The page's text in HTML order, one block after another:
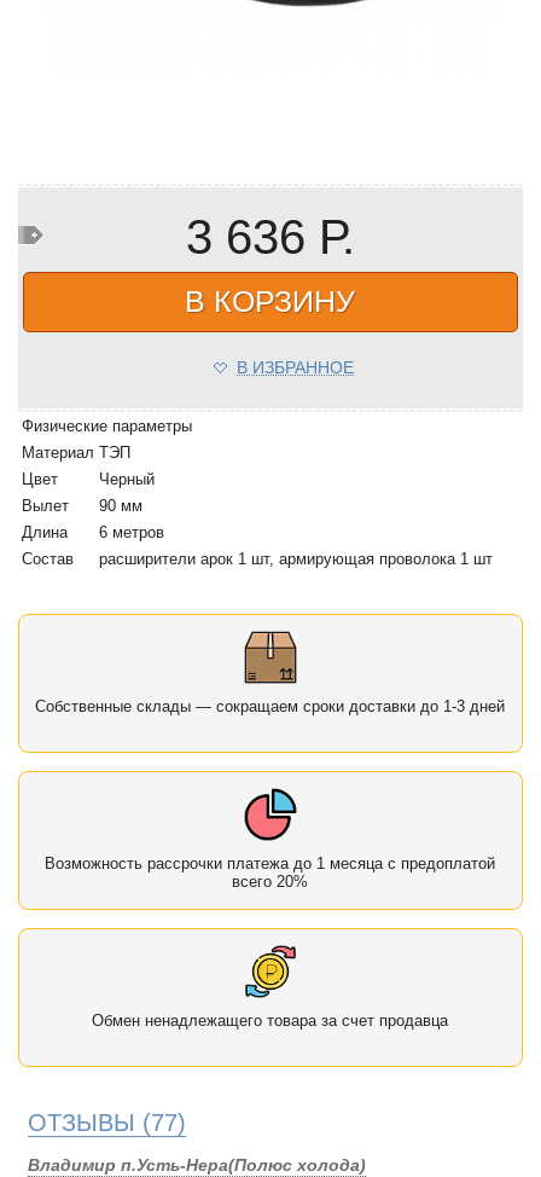
3 636 Р.
В КОРЗИНУ
В ИЗБРАННОЕ
Физические параметры
Материал ТЭП
Цвет
Черный
Вылет
90 мм
Длина
6 метров
Состав
расширители арок 1 шт, армирующая проволока 1 шт
Собственные склады — сокращаем сроки доставки до 1-3 дней
Возможность рассрочки платежа до 1 месяца с предоплатой
всего 20%
Обмен ненадлежащего товара за счет продавца
ОТЗЫВЫ (77)
Владимир п.Усть-Нера(Полюс холода)